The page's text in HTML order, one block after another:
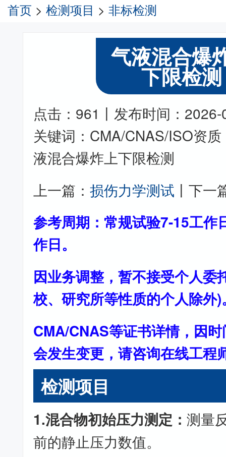
首页 > 检测项目 > 非标检测
气液混合爆
下限检测
点击：961丨发布时间：
关键词：CMA/CNAS/ISO资
液混合爆炸上下限检测
上一篇：损伤力学测试 丨下一
参考周期：常规试验7-15工作
作日。
因业务调整，暂不接受个人委
校、研究所等性质的个人除外)
CMA/CNAS等证书详情，因
会发生变更，请咨询在线工程
检测项目
1.混合物初始压力测定：测量
前的静止压力数值。